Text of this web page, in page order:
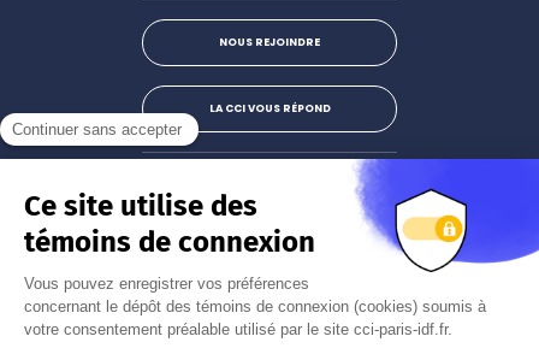
NOUS REJOINDRE
LA CCI VOUS RÉPOND
Instagram
S'abonner à la newsletter